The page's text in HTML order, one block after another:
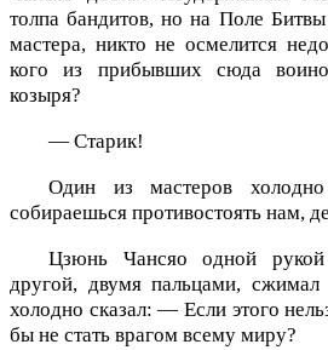
толпа бандитов, но на Поле
мастера, никто не осмелится
кого из прибывших сюда
козыря?
— Старик!
Один из мастеров
собираешься противостоять нам,
Цзюнь Чансяо одной
другой, двумя пальцами,
холодно сказал: — Если этого
бы не стать врагом всему миру?